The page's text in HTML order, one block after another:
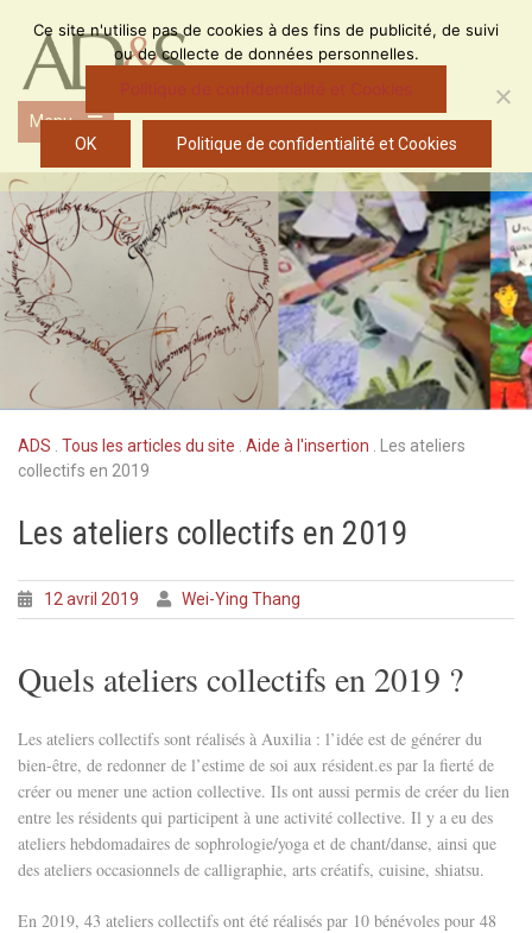
content
Menu
Open
the
main
menu
ADS Tous les articles du site Aide à l'insertion
Les ateliers
collectifs en 2019
Les ateliers collectifs en 2019
12 avril 2019 Wei-Ying Thang
Quels ateliers collectifs en 2019 ?
Les ateliers collectifs sont réalisés à Auxilia : l’idée est de générer du
bien-être, de redonner de l’estime de soi aux résident.es par la fierté de
créer ou mener une action collective. Ils ont aussi permis de créer du lien
entre les résidents qui participent à une activité collective. Il y a eu des
ateliers hebdomadaires de sophrologie/yoga et de chant/danse, ainsi que
des ateliers occasionnels de calligraphie, arts créatifs, cuisine, shiatsu.
En 2019, 43 ateliers collectifs ont été réalisés par 10 bénévoles pour 48
Ce site n'utilise pas de cookies à des fins de publicité, de suivi
ou de collecte de données personnelles.
Politique de confidentialité et Cookies
OK Politique de confidentialité et Cookies